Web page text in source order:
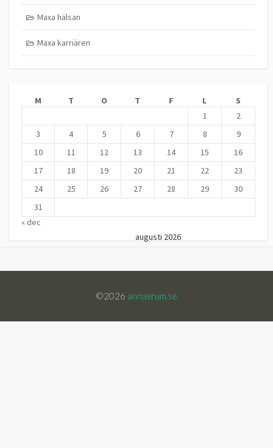
Maxa hälsan
Maxa karriären
augusti 2026
M T O T F L
S
1
2
3
4 5 6 7 8
9
10
11 12 13 14 15
16
17
18 19 20 21 22
23
24
25 26 27 28 29
30
31
« dec
©2026 annasrum.se